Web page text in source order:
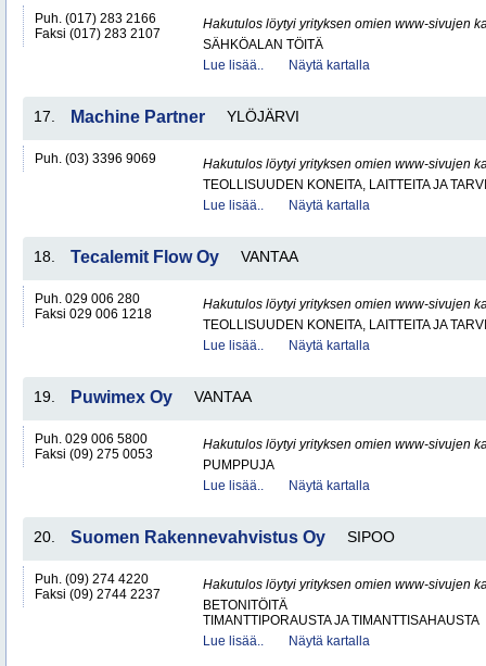
Puh. (017) 283 2166
Faksi (017) 283 2107
Hakutulos löytyi yrityksen omien www-sivujen
SÄHKÖALAN TÖITÄ
Lue lisää..
Näytä kartalla
17. Machine Partner YLÖJÄRVI
Puh. (03) 3396 9069
Hakutulos löytyi yrityksen omien www-sivujen
TEOLLISUUDEN KONEITA, LAITTEITA JA
Lue lisää..
Näytä kartalla
18. Tecalemit Flow Oy VANTAA
Puh. 029 006 280
Faksi 029 006 1218
Hakutulos löytyi yrityksen omien www-sivujen
TEOLLISUUDEN KONEITA, LAITTEITA JA
Lue lisää..
Näytä kartalla
19. Puwimex Oy VANTAA
Puh. 029 006 5800
Faksi (09) 275 0053
Hakutulos löytyi yrityksen omien www-sivujen
PUMPPUJA
Lue lisää..
Näytä kartalla
20. Suomen Rakennevahvistus Oy SIPOO
Puh. (09) 274 4220
Faksi (09) 2744 2237
Hakutulos löytyi yrityksen omien www-sivujen
BETONITÖITÄ
TIMANTTIPORAUSTA JA TIMANTTISAHAUSTA
Lue lisää..
Näytä kartalla